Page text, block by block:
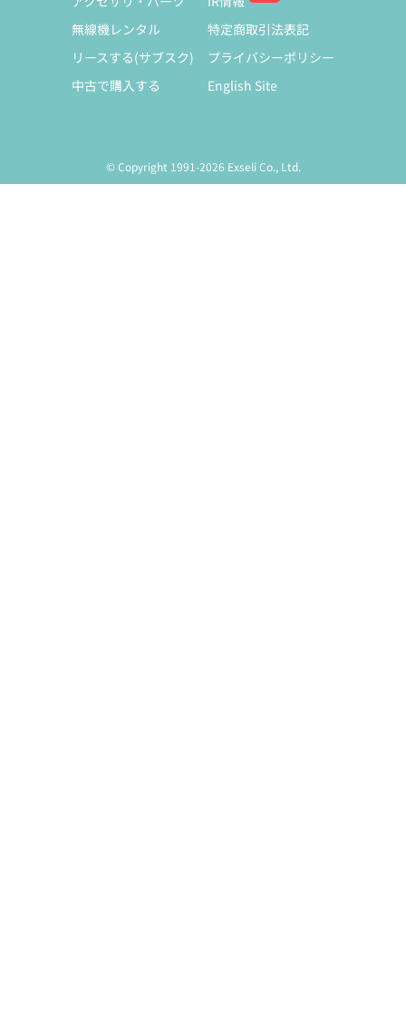
無線機レンタル
リースする(サブスク)
中古で購入する
特定商取引法表記
プライバシーポリシー
English Site
© Copyright 1991-2026 Exseli Co., Ltd.